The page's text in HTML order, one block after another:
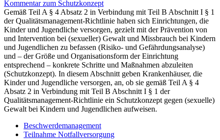
Kommentar zum Schutzkonzept
Gemäß Teil A § 4 Absatz 2 in Verbindung mit Teil B Abschnitt I § 1
der Qualitätsmanagement-Richtlinie haben sich Einrichtungen, die
Kinder und Jugendliche versorgen, gezielt mit der Prävention von
und Intervention bei (sexueller) Gewalt und Missbrauch bei Kindern
und Jugendlichen zu befassen (Risiko- und Gefährdungsanalyse)
und – der Größe und Organisationsform der Einrichtung
entsprechend – konkrete Schritte und Maßnahmen abzuleiten
(Schutzkonzept). In diesem Abschnitt geben Krankenhäuser, die
Kinder und Jugendliche versorgen, an, ob sie gemäß Teil A § 4
Absatz 2 in Verbindung mit Teil B Abschnitt I § 1 der
Qualitätsmanagement-Richtlinie ein Schutzkonzept gegen (sexuelle)
Gewalt bei Kindern und Jugendlichen aufweisen.
Beschwerdemanagement
Teilnahme Notfallversorgung